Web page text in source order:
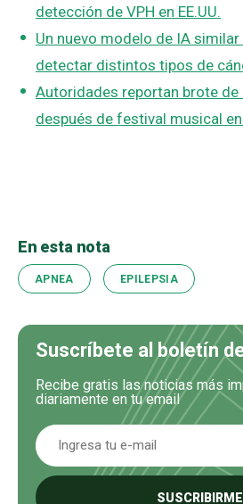
detección de VPH en EE.UU.
Un nuevo modelo de IA
detectar distintos tipos de
Autoridades reportan brote de
después de festival musical
En esta nota
APNEA EPILEPSIA
Suscríbete al boletín
Recibe gratis las noticias más
diariamente en tu email
SUSCRIBIRME